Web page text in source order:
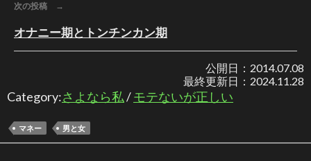
次の投稿 →
オナニー期とトンチンカン期
公開日： 2014.07.08
最終更新日： 2024.11.28
Category:さよなら私/モテないが正しい
マネー 男と女